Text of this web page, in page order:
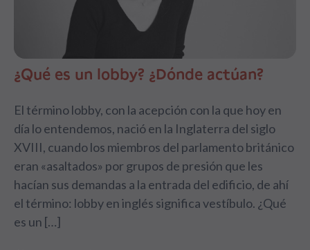
¿Qué es un lobby? ¿Dónde actúan?
El término lobby, con la acepción con la que hoy en
día lo entendemos, nació en la Inglaterra del siglo
XVIII, cuando los miembros del parlamento británico
eran «asaltados» por grupos de presión que les
hacían sus demandas a la entrada del edificio, de ahí
el término: lobby en inglés significa vestíbulo. ¿Qué
es un […]